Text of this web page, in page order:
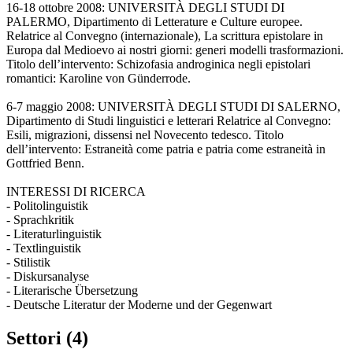
16-18 ottobre 2008: UNIVERSITÀ DEGLI STUDI DI
PALERMO, Dipartimento di Letterature e Culture europee.
Relatrice al Convegno (internazionale), La scrittura epistolare in
Europa dal Medioevo ai nostri giorni: generi modelli trasformazioni.
Titolo dell’intervento: Schizofasia androginica negli epistolari
romantici: Karoline von Günderrode.
6-7 maggio 2008: UNIVERSITÀ DEGLI STUDI DI SALERNO,
Dipartimento di Studi linguistici e letterari Relatrice al Convegno:
Esili, migrazioni, dissensi nel Novecento tedesco. Titolo
dell’intervento: Estraneità come patria e patria come estraneità in
Gottfried Benn.
INTERESSI DI RICERCA​
​- Politolinguistik
- Sprachkritik
- Literaturlinguistik
- Textlinguistik
- Stilistik
- Diskursanalyse
- Literarische Übersetzung
- Deutsche Literatur der Moderne und der Gegenwart
Settori (4)